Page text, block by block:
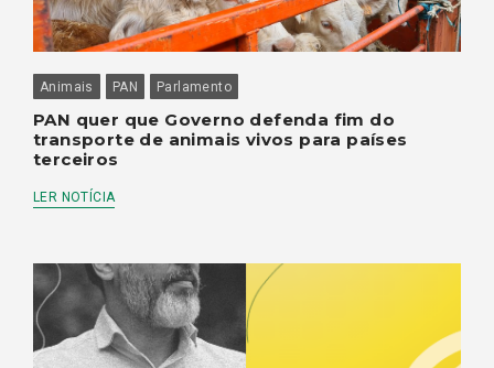
Animais PAN Parlamento
PAN quer que Governo defenda fim do
transporte de animais vivos para países
terceiros
LER NOTÍCIA